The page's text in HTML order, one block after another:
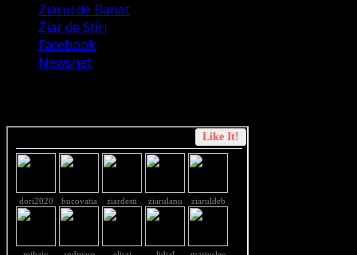
Ziarul de Banat
Ziar de Stiri
Facebook
Newsnet